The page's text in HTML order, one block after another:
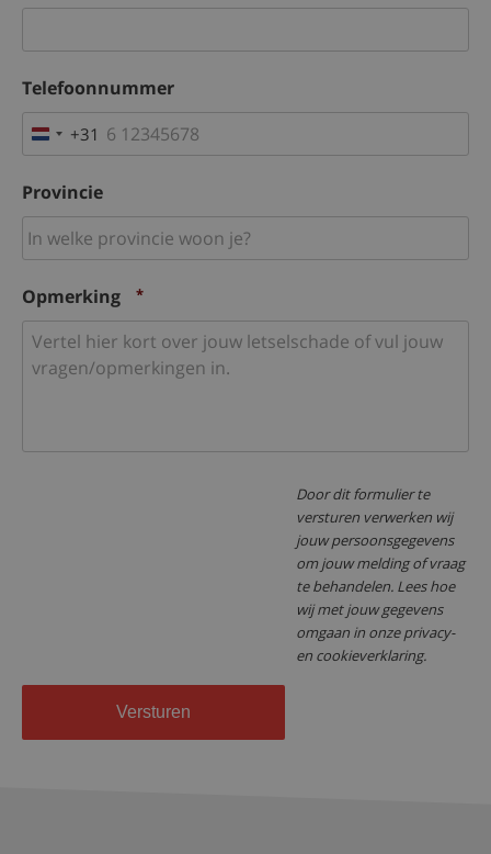
Telefoonnummer
Netherlands
+31
Provincie
Opmerking *
Door dit formulier te
versturen verwerken wij
jouw persoonsgegevens
om jouw melding of vraag
te behandelen. Lees hoe
wij met jouw gegevens
omgaan in onze privacy-
en cookieverklaring.
Versturen